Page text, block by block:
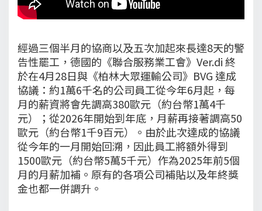
經過三個半月的協商以及五次加起來長達8天的警
告性罷工，德國的《聯合服務業工會》Ver.di 終
於在4月28日與《柏林大眾運輸公司》BVG 達成
協議：約1萬6千名的公司員工從今年6月起，每
月的薪資將會先調高380歐元（約台幣1萬4千
元）；從2026年開始到年底，月薪再接著調高50
歐元（約台幣1千9百元）。由於此次達成的協議
從今年的一月開始回溯，因此員工將額外得到
1500歐元（約台幣5萬5千元）作為2025年前5個
月的月薪加補。原有的各項公司補貼以及年終獎
金也都一併調升。